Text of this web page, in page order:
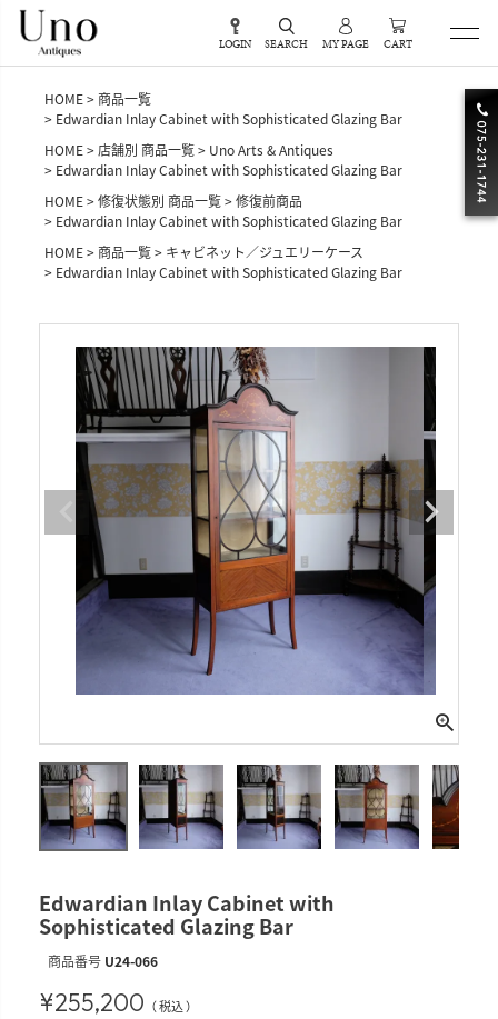
LOGIN SEARCH MY PAGE CART
HOME
商品一覧
Edwardian Inlay Cabinet with Sophisticated Glazing Bar
HOME
店舗別 商品一覧
Uno Arts & Antiques
Edwardian Inlay Cabinet with Sophisticated Glazing Bar
HOME
修復状態別 商品一覧
修復前商品
Edwardian Inlay Cabinet with Sophisticated Glazing Bar
HOME
商品一覧
キャビネット／ジュエリーケース
Edwardian Inlay Cabinet with Sophisticated Glazing Bar
Edwardian Inlay Cabinet with
Sophisticated Glazing Bar
商品番号 U24-066
¥255,200 税込